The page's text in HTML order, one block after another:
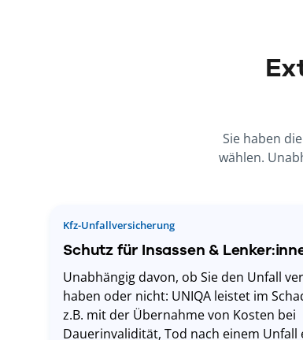
Sie haben
wählen.
Kfz-Unfallversicherung
Schutz für Insassen &
Unabhängig davon, ob Sie den Unfall
haben oder nicht: UNIQA leistet im
z.B. mit der Übernahme von Kosten bei
Dauerinvalidität, Tod nach einem Unfall